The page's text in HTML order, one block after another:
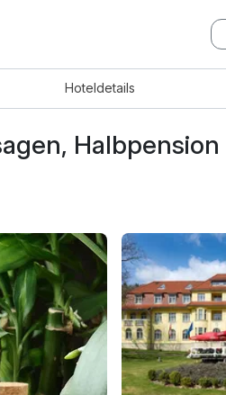
Hoteldetails
Halbpension